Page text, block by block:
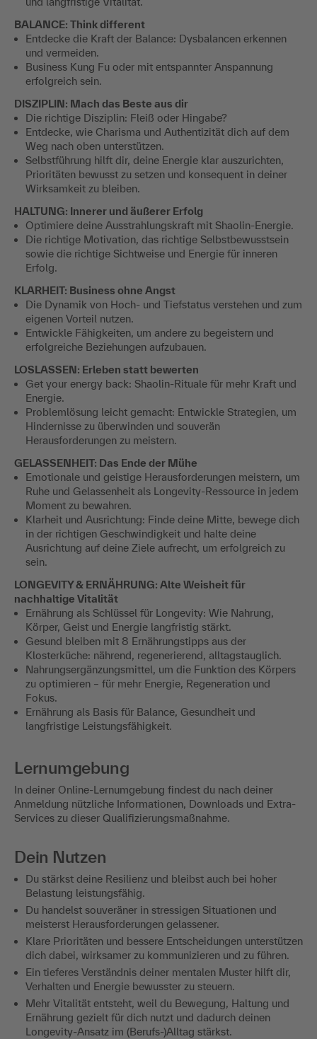
BALANCE: Think different
Entdecke die Kraft der Balance: Dysbalancen erkennen
und vermeiden.
Business Kung Fu oder mit entspannter Anspannung
erfolgreich sein.
DISZIPLIN: Mach das Beste aus dir
Die richtige Disziplin: Fleiß oder Hingabe?
Entdecke, wie Charisma und Authentizität dich auf dem
Weg nach oben unterstützen.
Selbstführung hilft dir, deine Energie klar auszurichten,
Prioritäten bewusst zu setzen und konsequent in deiner
Wirksamkeit zu bleiben.
HALTUNG: Innerer und äußerer Erfolg
Optimiere deine Ausstrahlungskraft mit Shaolin-Energie.
Die richtige Motivation, das richtige Selbstbewusstsein
sowie die richtige Sichtweise und Energie für inneren
Erfolg.
KLARHEIT: Business ohne Angst
Die Dynamik von Hoch- und Tiefstatus verstehen und zum
eigenen Vorteil nutzen.
Entwickle Fähigkeiten, um andere zu begeistern und
erfolgreiche Beziehungen aufzubauen.
LOSLASSEN: Erleben statt bewerten
Get your energy back: Shaolin-Rituale für mehr Kraft und
Energie.
Problemlösung leicht gemacht: Entwickle Strategien, um
Hindernisse zu überwinden und souverän
Herausforderungen zu meistern.
GELASSENHEIT: Das Ende der Mühe
Emotionale und geistige Herausforderungen meistern, um
Ruhe und Gelassenheit als Longevity-Ressource in jedem
Moment zu bewahren.
Klarheit und Ausrichtung: Finde deine Mitte, bewege dich
in der richtigen Geschwindigkeit und halte deine
Ausrichtung auf deine Ziele aufrecht, um erfolgreich zu
sein.
LONGEVITY & ERNÄHRUNG: Alte Weisheit für
nachhaltige Vitalität
Ernährung als Schlüssel für Longevity: Wie Nahrung,
Körper, Geist und Energie langfristig stärkt.
Gesund bleiben mit 8 Ernährungstipps aus der
Klosterküche: nährend, regenerierend, alltagstauglich.
Nahrungsergänzungsmittel, um die Funktion des Körpers
zu optimieren – für mehr Energie, Regeneration und
Fokus.
Ernährung als Basis für Balance, Gesundheit und
langfristige Leistungsfähigkeit.
Lernumgebung
In deiner Online-Lernumgebung findest du nach deiner
Anmeldung nützliche Informationen, Downloads und Extra-
Services zu dieser Qualifizierungsmaßnahme.
Dein Nutzen
Du stärkst deine Resilienz und bleibst auch bei hoher
Belastung leistungsfähig.
Du handelst souveräner in stressigen Situationen und
meisterst Herausforderungen gelassener.
Klare Prioritäten und bessere Entscheidungen unterstützen
dich dabei, wirksamer zu kommunizieren und zu führen.
Ein tieferes Verständnis deiner mentalen Muster hilft dir,
Verhalten und Energie bewusster zu steuern.
Mehr Vitalität entsteht, weil du Bewegung, Haltung und
Ernährung gezielt für dich nutzt und dadurch deinen
Longevity-Ansatz im (Berufs-)Alltag stärkst.